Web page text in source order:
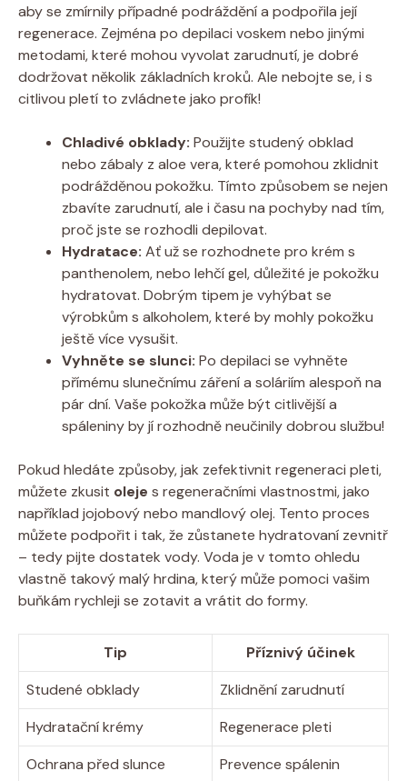
aby se zmírnily případné podráždění a podpořila její
regenerace. Zejména po depilaci voskem nebo jinými
metodami, které mohou vyvolat zarudnutí, je dobré
dodržovat několik základních kroků. Ale nebojte se, i s
citlivou pletí to zvládnete jako profík!
Chladivé obklady: Použijte studený obklad
nebo zábaly z aloe vera, které pomohou zklidnit
podrážděnou pokožku. Tímto způsobem se nejen
zbavíte zarudnutí, ale i času na pochyby nad tím,
proč jste se rozhodli depilovat.
Hydratace: Ať už se rozhodnete pro krém s
panthenolem, nebo lehčí gel, důležité je pokožku
hydratovat. Dobrým tipem je vyhýbat se
výrobkům s alkoholem, které by mohly pokožku
ještě více vysušit.
Vyhněte se slunci: Po depilaci se vyhněte
přímému slunečnímu záření a soláriím alespoň na
pár dní. Vaše pokožka může být citlivější a
spáleniny by jí rozhodně neučinily dobrou službu!
Pokud hledáte způsoby, jak zefektivnit regeneraci pleti,
můžete zkusit oleje s regeneračními vlastnostmi, jako
například jojobový nebo mandlový olej. Tento proces
můžete podpořit i tak, že zůstanete hydratovaní zevnitř
– tedy pijte dostatek vody. Voda je v tomto ohledu
vlastně takový malý hrdina, který může pomoci vašim
buňkám rychleji se zotavit a vrátit do formy.
Tip
Příznivý účinek
Studené obklady
Zklidnění zarudnutí
Hydratační krémy
Regenerace pleti
Ochrana před slunce
Prevence spálenin